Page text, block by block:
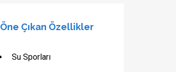
Öne Çıkan Özellikler
Su Sporları